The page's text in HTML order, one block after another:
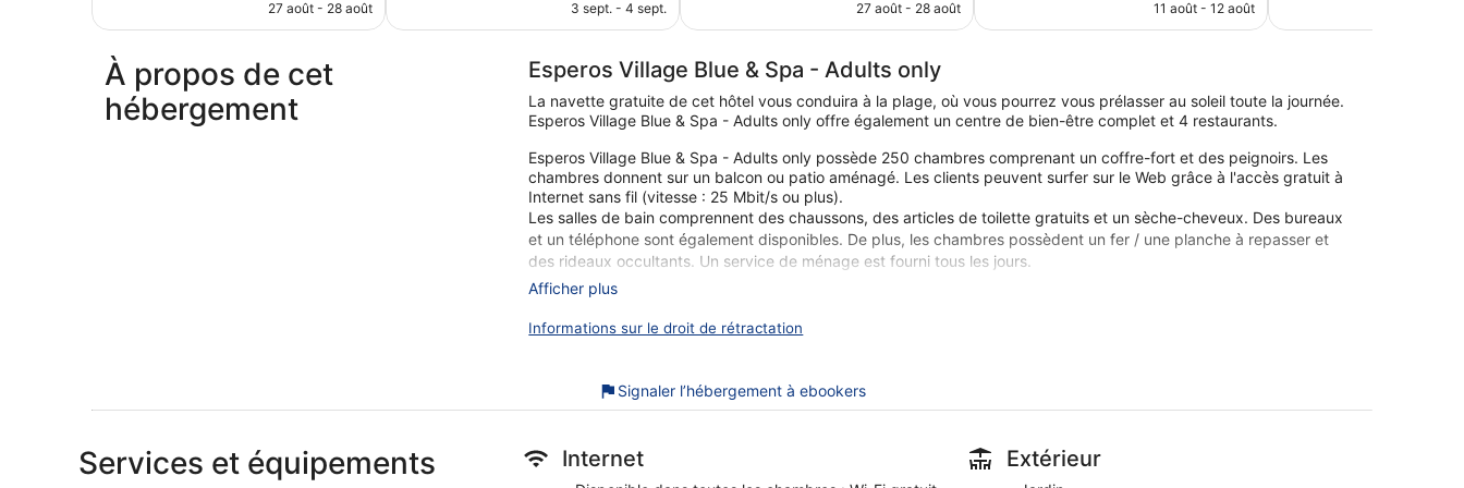
397 €
27 août - 28 août
272 €
3 sept. - 4 sept.
288 €
27 août - 28 août
11 août - 12 août
À propos de cet
hébergement
Esperos Village Blue & Spa - Adults only
La navette gratuite de cet hôtel vous conduira à la plage, où vous pourrez vous prélasser au soleil toute la journée.
Esperos Village Blue & Spa - Adults only offre également un centre de bien-être complet et 4 restaurants.
Esperos Village Blue & Spa - Adults only possède 250 chambres comprenant un coffre-fort et des peignoirs. Les
chambres donnent sur un balcon ou patio aménagé. Les clients peuvent surfer sur le Web grâce à l'accès gratuit à
Internet sans fil (vitesse : 25 Mbit/s ou plus).
Les salles de bain comprennent des chaussons, des articles de toilette gratuits et un sèche-cheveux. Des bureaux
et un téléphone sont également disponibles. De plus, les chambres possèdent un fer / une planche à repasser et
des rideaux occultants. Un service de ménage est fourni tous les jours.
Pour votre commodité, 2 piscines extérieures, un parc aquatique payant et un sauna se trouvent sur place. Les
infrastructures de loisir incluent également un centre de fitness.
Les activités de loisir répertoriées ci-dessous sont accessibles directement sur place ou à proximité. Ces activités
Le spa dispose de 3 salles de soins, dont certaines réservées aux couples, ainsi que d'espaces de soins en plein air.
Nos clients nous ont dit qu'ils avaient été enchantés par le personnel attentionné de Esperos Village Blue & Spa -
Afficher plus
Informations sur le droit de rétractation
Signaler l’hébergement à ebookers
Services et équipements Internet Extérieur